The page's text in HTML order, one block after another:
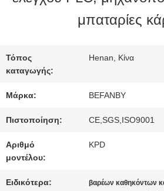
ΠΟΙΟΤΙΚΌΣ
ΈΛΕΓΧΟΣ
ΜΑΣ
ΕΛΆΤΕ
ΣΕ
ΕΠΑΦΉ
μπαταρίες
Τόπος
καταγωγής:
Henan, Κίνα
Μάρκα: BEFANBY
Πιστοποίηση: CE,SGS,ISO9001
Αριθμό
μοντέλου:
KPD
Ειδικότερα: βαρέων καθηκόντων